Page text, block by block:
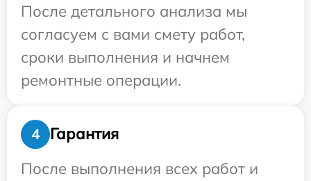
После детального анализа мы
согласуем с вами смету работ,
сроки выполнения и начнем
ремонтные операции.
4
Гарантия
После выполнения всех работ и